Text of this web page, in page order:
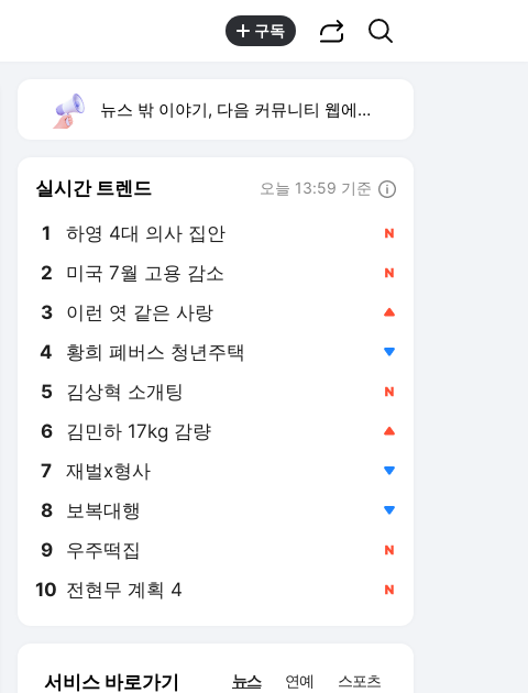
구독
뉴스 밖 이야기, 다음 커뮤니티 웹에서 보기
실시간 트렌드 오늘 13:59 기준
1 하영 4대 의사 집안
2 미국 7월 고용 감소
4 황희 폐버스 청년주택
5 김상혁 소개팅
6 김민하 17kg 감량
7 재벌x형사
8 보복대행
9 우주떡집
10 전현무 계획 4
서비스 바로가기 뉴스 연예 스포츠